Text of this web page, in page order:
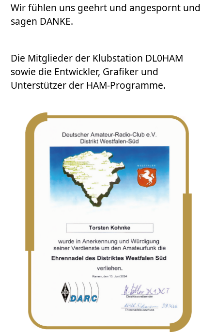
Wir fühlen uns geehrt und angespornt und
sagen DANKE.
Die Mitglieder der Klubstation DL0HAM
sowie die Entwickler, Grafiker und
Unterstützer der HAM-Programme.